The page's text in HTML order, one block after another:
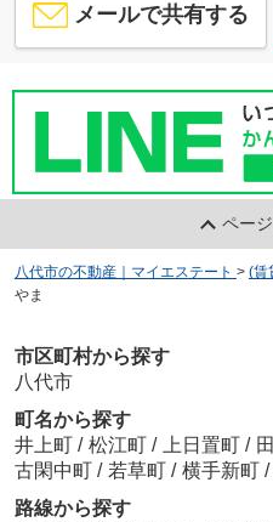
メールで共有する
ペー
八代市の不動産｜マイエステート > (賃
やま
市区町村から探す
八代市
町名から探す
井上町 / 松江町 / 上日置町 /
古閑中町 / 若草町 / 横手新町 /
路線から探す